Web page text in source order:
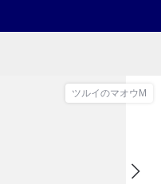
ツルイのマオウM